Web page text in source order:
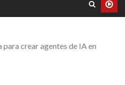
crear agentes de IA en